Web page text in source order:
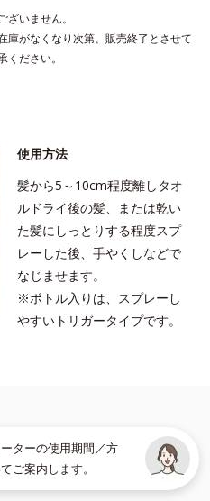
アルロン酸配合＝保水力の高い保
アレルギーが起こらないという
いません。
がなくなり次第、販売終了とさせて
ださい。
使用方法
髪から5～10cm程度離しタオ
ルドライ後の髪、または乾い
た髪にしっとりする程度スプ
レーした後、手やくしなどで
なじませます。
※ボトル入りは、スプレーし
やすいトリガータイプです。
ミ
ターの使用期間／方
ご案内します。